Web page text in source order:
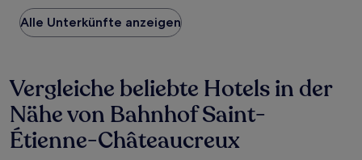
Preis
pro
Nacht,
den
letzten
24 Stunden
für
einen
Alle Unterkünfte anzeigen
Vergleiche beliebte Hotels in der
Nähe von Bahnhof Saint-
Étienne-Châteaucreux